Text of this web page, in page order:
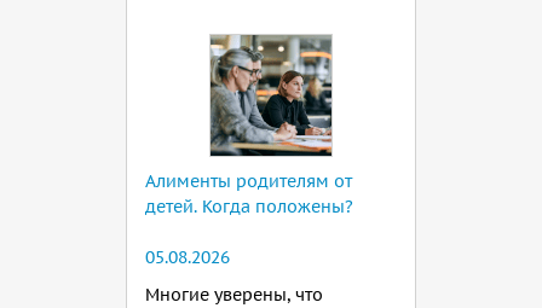
Алименты родителям от
детей. Когда положены?
05.08.2026
Многие уверены, что